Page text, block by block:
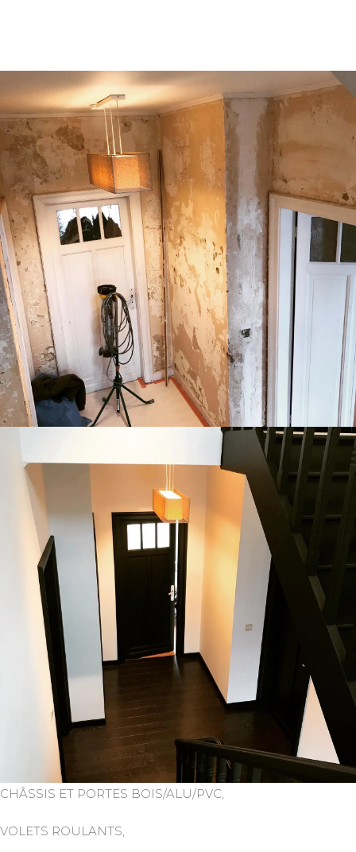
CHÂSSIS ET PORTES BOIS/ALU/PVC,
VOLETS ROULANTS,